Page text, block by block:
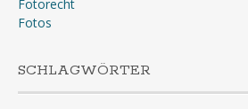
Fotorecht
Fotos
SCHLAGWÖRTER